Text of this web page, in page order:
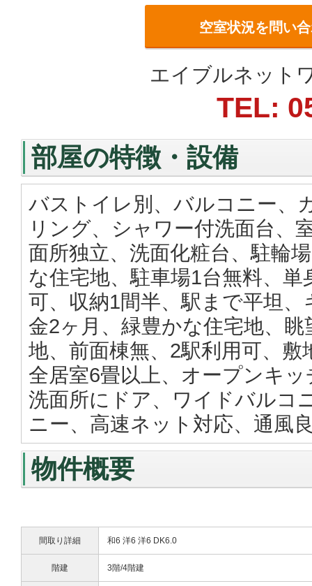
空室状況を問い
エイブルネット
TEL:
部屋の特徴・設備
バストイレ別、バルコニー、
リング、シャワー付洗面台、
面所独立、洗面化粧台、駐輪
な住宅地、駐車場1台無料、
可、収納1間半、駅まで平坦
金2ヶ月、緑豊かな住宅地、
地、前面棟無、2駅利用可、
全居室6畳以上、オープンキ
洗面所にドア、ワイドバルコ
ニー、高速ネット対応、通風
物件概要
間取り詳細 和6 洋6 洋6 DK6.0
階建 3階/4階建